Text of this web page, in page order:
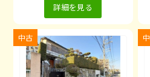
詳細を見る
中古